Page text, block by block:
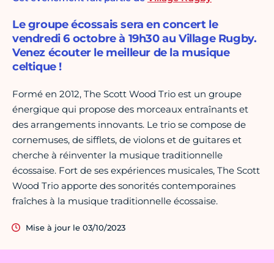
Le groupe écossais sera en concert le
vendredi 6 octobre à 19h30 au Village Rugby.
Venez écouter le meilleur de la musique
celtique !
Formé en 2012, The Scott Wood Trio est un groupe
énergique qui propose des morceaux entraînants et
des arrangements innovants. Le trio se compose de
cornemuses, de sifflets, de violons et de guitares et
cherche à réinventer la musique traditionnelle
écossaise. Fort de ses expériences musicales, The Scott
Wood Trio apporte des sonorités contemporaines
fraîches à la musique traditionnelle écossaise.
Mise à jour le 03/10/2023